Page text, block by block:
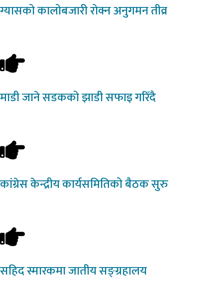
ग्यासकोकालोबजारी रोक्न अनुगमन तीव्र
माडीजाने सडकको झाडी सफाइ गरिँदै
कांग्रेसकेन्द्रीय कार्यसमितिको बैठक सुरु
सहिदस्मारकमा जातीय सङ्ग्रहालय